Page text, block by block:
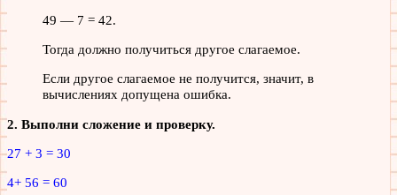
49 — 7 = 42.
Тогда должно получиться другое слагаемое.
Если другое слагаемое не получится, значит, в
вычислениях допущена ошибка.
2. Выполни сложение и проверку.
27 + 3 = 30
4+ 56 = 60